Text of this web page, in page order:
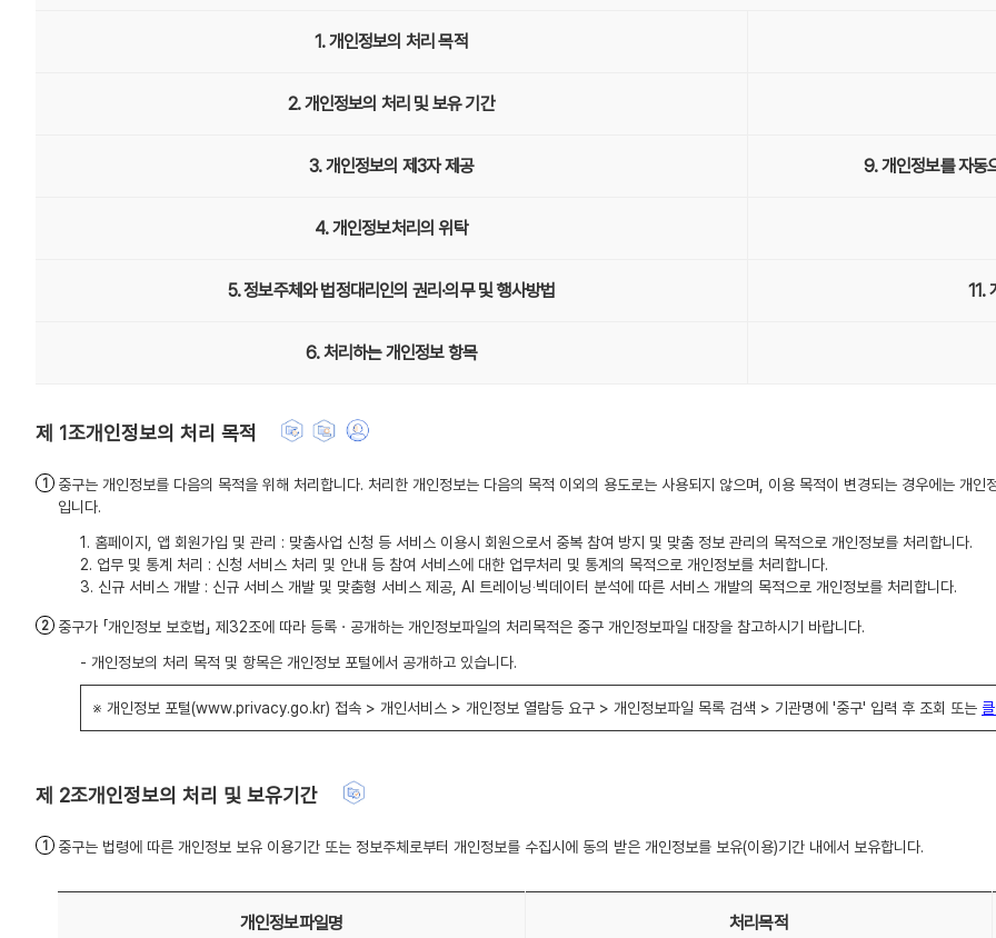
1. 개인정보의 처리 목적
2. 개인정보의 처리 및 보유 기간
3. 개인정보의 제3자 제공 9. 개인정보를 자동
4. 개인정보처리의 위탁
5. 정보주체와 법정대리인의 권리·의무 및 행사방법 11.
6. 처리하는 개인정보 항목
개인정보의 처리 목적
중구는 개인정보를 다음의 목적을 위해 처리합니다. 처리한 개인정보는 다음의 목적 이외의 용도로는 사용되지 않으며, 이용 목적이 변경되는 경우에는 개
입니다.
1. 홈페이지, 앱 회원가입 및 관리 : 맞춤사업 신청 등 서비스 이용시 회원으로서 중복 참여 방지 및 맞춤 정보 관리의 목적으로 개인정보를 처리합니다.
2. 업무 및 통계 처리 : 신청 서비스 처리 및 안내 등 참여 서비스에 대한 업무처리 및 통계의 목적으로 개인정보를 처리합니다.
3. 신규 서비스 개발 : 신규 서비스 개발 및 맞춤형 서비스 제공, AI 트레이닝‧빅데이터 분석에 따른 서비스 개발의 목적으로 개인정보를 처리합니다.
중구가 「개인정보 보호법」 제32조에 따라 등록ㆍ공개하는 개인정보파일의 처리목적은 중구 개인정보파일 대장을 참고하시기 바랍니다.
- 개인정보의 처리 목적 및 항목은 개인정보 포털에서 공개하고 있습니다.
※ 개인정보 포털(www.privacy.go.kr) 접속 > 개인서비스 > 개인정보 열람등 요구 > 개인정보파일 목록 검색 > 기관명에 '중구' 입력 후 조회 또는
개인정보의 처리 및 보유기간
중구는 법령에 따른 개인정보 보유 이용기간 또는 정보주체로부터 개인정보를 수집시에 동의 받은 개인정보를 보유(이용)기간 내에서 보유합니다.
개인정보파일명 처리목적